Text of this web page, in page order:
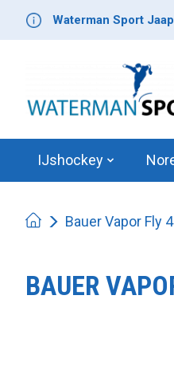
Waterman Sport
IJshockey
Bauer Vapor Fly
BAUER